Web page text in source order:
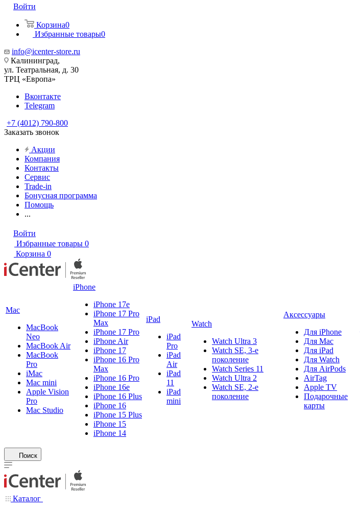
Войти
Корзина0
Избранные товары0
info@icenter-store.ru
Калининград,
ул. Театральная, д. 30
ТРЦ «Европа»
Вконтакте
Telegram
+7 (4012) 790-800
Заказать звонок
Акции
Компания
Контакты
Сервис
Trade-in
Бонусная программа
Помощь
...
Войти
Избранные товары 0
Корзина 0
Mac
MacBook
Neo
MacBook Air
MacBook
Pro
iMac
Mac mini
Apple Vision
Pro
Mac Studio
iPhone
iPhone 17e
iPhone 17 Pro
Max
iPhone 17 Pro
iPhone Air
iPhone 17
iPhone 16 Pro
Max
iPhone 16 Pro
iPhone 16e
iPhone 16 Plus
iPhone 16
iPhone 15 Plus
iPhone 15
iPhone 14
iPad
iPad
Pro
iPad
Air
iPad
11
iPad
mini
Watch
Watch Ultra 3
Watch SE, 3-е
поколение
Watch Series 11
Watch Ultra 2
Watch SE, 2-е
поколение
Аксессуары
Для iPhone
Для Mac
Для iPad
Для Watch
Для AirPods
AirTag
Apple TV
Подарочные
карты
Поиск
Каталог